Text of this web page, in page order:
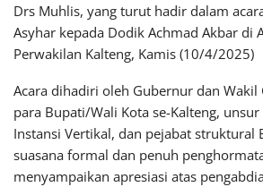
Drs Muhlis, yang turut hadir dalam
Asyhar kepada Dodik Achmad Akbar di
Perwakilan Kalteng, Kamis (10/4/2025)
Acara dihadiri oleh Gubernur dan Wakil
para Bupati/Wali Kota se-Kalteng,
Instansi Vertikal, dan pejabat struktural
suasana formal dan penuh
menyampaikan apresiasi atas